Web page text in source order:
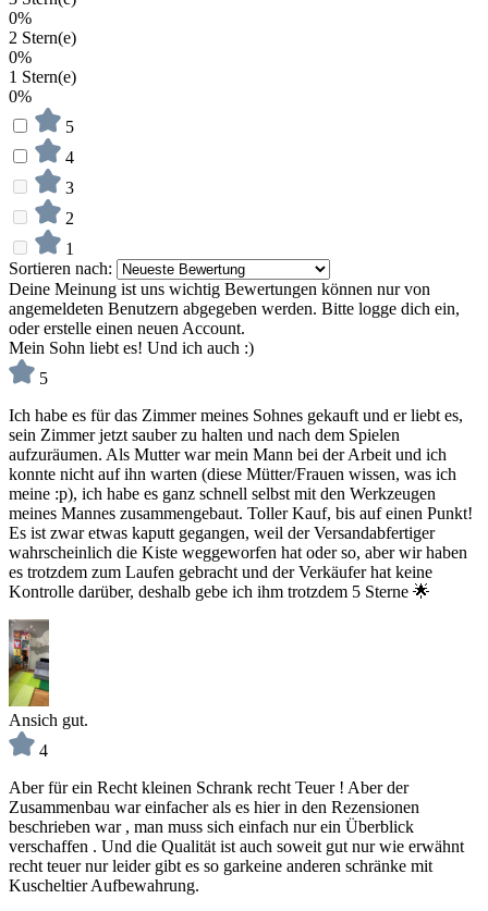
0%
2 Stern(e)
0%
1 Stern(e)
0%
5
4
3
2
1
Sortieren nach:
Deine Meinung ist uns wichtig Bewertungen können nur von
angemeldeten Benutzern abgegeben werden. Bitte logge dich ein,
oder erstelle einen neuen Account.
Mein Sohn liebt es! Und ich auch :)
5
Ich habe es für das Zimmer meines Sohnes gekauft und er liebt es,
sein Zimmer jetzt sauber zu halten und nach dem Spielen
aufzuräumen. Als Mutter war mein Mann bei der Arbeit und ich
konnte nicht auf ihn warten (diese Mütter/Frauen wissen, was ich
meine :p), ich habe es ganz schnell selbst mit den Werkzeugen
meines Mannes zusammengebaut. Toller Kauf, bis auf einen Punkt!
Es ist zwar etwas kaputt gegangen, weil der Versandabfertiger
wahrscheinlich die Kiste weggeworfen hat oder so, aber wir haben
es trotzdem zum Laufen gebracht und der Verkäufer hat keine
Kontrolle darüber, deshalb gebe ich ihm trotzdem 5 Sterne 🌟
Ansich gut.
4
Aber für ein Recht kleinen Schrank recht Teuer ! Aber der
Zusammenbau war einfacher als es hier in den Rezensionen
beschrieben war , man muss sich einfach nur ein Überblick
verschaffen . Und die Qualität ist auch soweit gut nur wie erwähnt
recht teuer nur leider gibt es so garkeine anderen schränke mit
Kuscheltier Aufbewahrung.